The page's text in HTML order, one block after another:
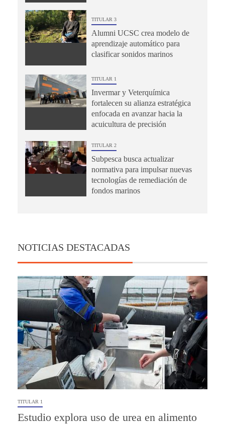
TITULAR 3
Alumni UCSC crea modelo de
aprendizaje automático para
clasificar sonidos marinos
TITULAR 1
Invermar y Veterquímica
fortalecen su alianza estratégica
enfocada en avanzar hacia la
acuicultura de precisión
TITULAR 2
Subpesca busca actualizar
normativa para impulsar nuevas
tecnologías de remediación de
fondos marinos
NOTICIAS DESTACADAS
TITULAR 1
Estudio explora uso de urea en alimento